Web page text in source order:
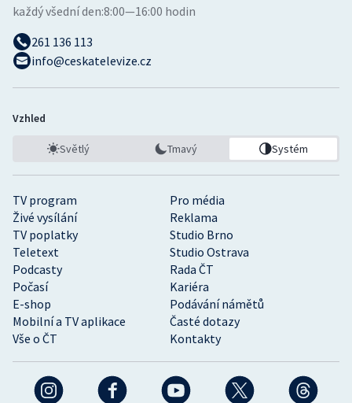
TV program
Pro média
Živé vysílání
Reklama
TV poplatky
Studio Brno
Teletext
Studio Ostrava
Podcasty
Rada ČT
Počasí
Kariéra
E-shop
Podávání námětů
Mobilní a TV aplikace
Časté dotazy
Vše o ČT
Kontakty
každý všední den:8:00—16:00 hodin
261 136 113
info@ceskatelevize.cz
Vzhled
Světlý Tmavý Systém